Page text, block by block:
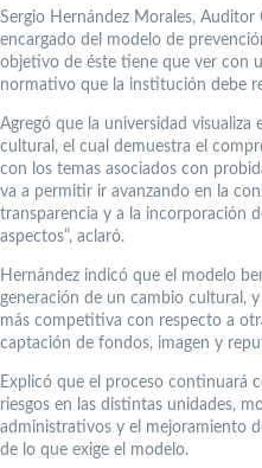
Sergio Hernández Morales, Auditor
encargado del modelo de
objetivo de éste tiene que ver con
normativo que la institución debe
Agregó que la universidad
cultural, el cual demuestra el
con los temas asociados con
va a permitir ir avanzando en la
transparencia y a la incorporación
aspectos”, aclaró.
Hernández indicó que el modelo
generación de un cambio cultural,
más competitiva con respecto a
captación de fondos, imagen y
Explicó que el proceso continuará
riesgos en las distintas unidades,
administrativos y el mejoramiento
de lo que exige el modelo.